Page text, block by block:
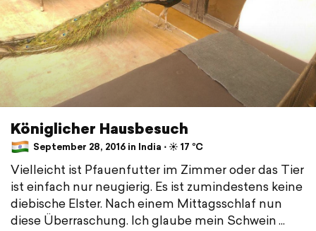
Königlicher Hausbesuch
September 28, 2016 in India ⋅ ☀️ 17 °C
Vielleicht ist Pfauenfutter im Zimmer oder das Tier
ist einfach nur neugierig. Es ist zumindestens keine
diebische Elster. Nach einem Mittagsschlaf nun
diese Überraschung. Ich glaube mein Schwein